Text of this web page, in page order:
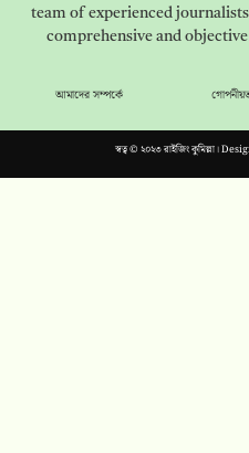
team of experienced
comprehensive and
আমাদের সম্পর্কে
স্বত্ব © ২০২৩ রাইজিং কুমিল্লা।